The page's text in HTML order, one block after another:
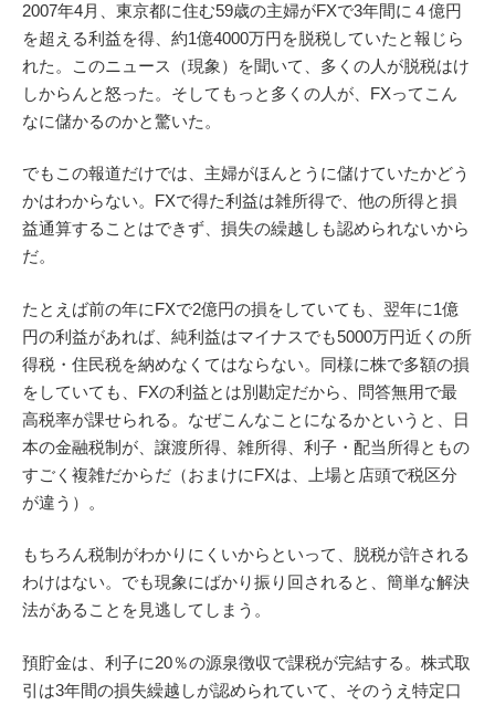
2007年4月、東京都に住む59歳の主婦がFXで3年間に４億円
を超える利益を得、約1億4000万円を脱税していたと報じら
れた。このニュース（現象）を聞いて、多くの人が脱税はけ
しからんと怒った。そしてもっと多くの人が、FXってこん
なに儲かるのかと驚いた。
でもこの報道だけでは、主婦がほんとうに儲けていたかどう
かはわからない。FXで得た利益は雑所得で、他の所得と損
益通算することはできず、損失の繰越しも認められないから
だ。
たとえば前の年にFXで2億円の損をしていても、翌年に1億
円の利益があれば、純利益はマイナスでも5000万円近くの所
得税・住民税を納めなくてはならない。同様に株で多額の損
をしていても、FXの利益とは別勘定だから、問答無用で最
高税率が課せられる。なぜこんなことになるかというと、日
本の金融税制が、譲渡所得、雑所得、利子・配当所得ともの
すごく複雑だからだ（おまけにFXは、上場と店頭で税区分
が違う）。
もちろん税制がわかりにくいからといって、脱税が許される
わけはない。でも現象にばかり振り回されると、簡単な解決
法があることを見逃してしまう。
預貯金は、利子に20％の源泉徴収で課税が完結する。株式取
引は3年間の損失繰越しが認められていて、そのうえ特定口